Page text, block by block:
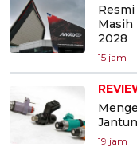
Masih
2028
15 jam
19 jam